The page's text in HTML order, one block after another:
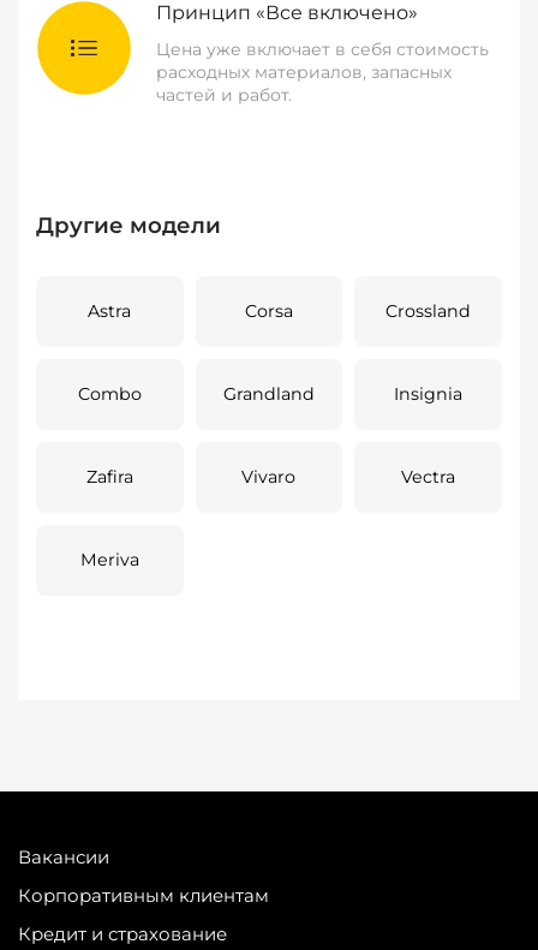
Принцип «Все включено»
Цена уже включает в себя стоимость
расходных материалов, запасных
частей и работ.
Другие модели
Astra Corsa Crossland
Combo Grandland Insignia
Zafira Vivaro Vectra
Meriva
Вакансии
Корпоративным клиентам
Кредит и страхование